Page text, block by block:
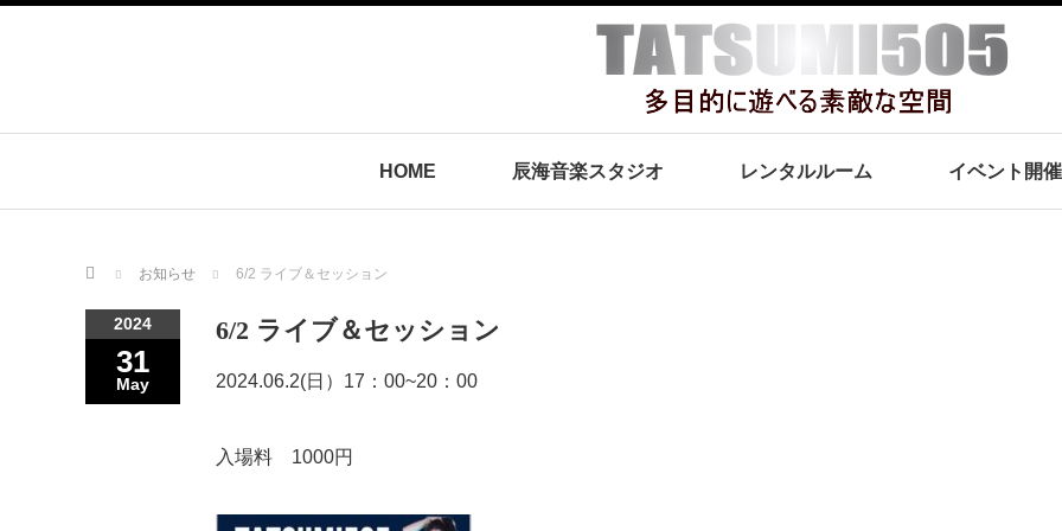
HOME 辰海音楽スタジオ レンタルルーム イベント開催
Home お知らせ 6/2 ライブ＆セッション
2024
31
May
6/2 ライブ＆セッション
2024.06.2(日）17：00~20：00
入場料 1000円